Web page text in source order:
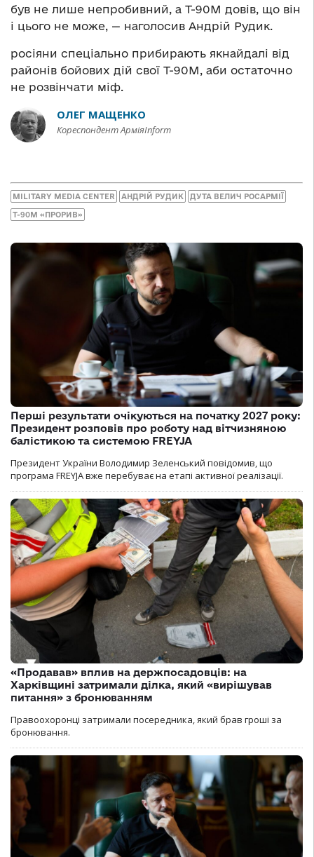
був не лише непробивний, а Т-90М довів, що він
і цього не може, — наголосив Андрій Рудик.
росіяни спеціально прибирають якнайдалі від
районів бойових дій свої Т-90М, аби остаточно
не розвінчати міф.
ОЛЕГ МАЩЕНКО
Кореспондент АрміяInform
MILITARY MEDIA CENTER АНДРІЙ РУДИК ДУТА ВЕЛИЧ РОСАРМІЇ
Т-90М «ПРОРИВ»
Перші результати очікуються на початку 2027 року:
Президент розповів про роботу над вітчизняною
балістикою та системою FREYJA
Президент України Володимир Зеленський повідомив, що
програма FREYJA вже перебуває на етапі активної реалізації.
«Продавав» вплив на держпосадовців: на
Харківщині затримали ділка, який «вирішував
питання» з бронюванням
Правоохоронці затримали посередника, який брав гроші за
бронювання.